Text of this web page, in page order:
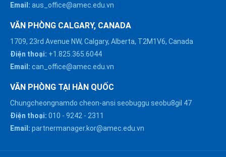
Email: aus_office@amec.edu.vn
VĂN PHÒNG CALGARY, CANADA
1709, 23rd Avenue NW, Calgary, Alberta, T2M1V6, Canada
Điện thoại: +1.825.365.6044
Email: can_office@amec.edu.vn
VĂN PHÒNG TẠI HÀN QUỐC
Chungcheongnamdo cheon-ansi seobuggu seobu8gil 47
Điện thoại: 010 - 9242 - 2311
Email: partnermanager.kor@amec.edu.vn
HÀ NỘI :
0914863466
ĐÀ NẴNG :